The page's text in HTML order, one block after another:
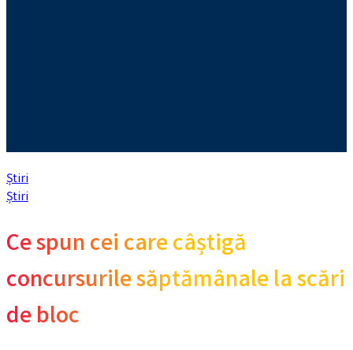
Știri
Știri
Ce spun cei care câștigă
concursurile săptămânale la scări
de bloc